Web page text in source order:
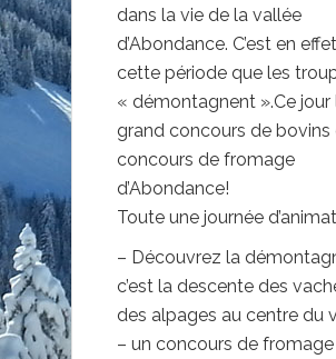
dans la vie de la vallée
d’Abondance. C’est en
cette période que les
« démontagnent ».Ce jour
grand concours de bovins
concours de fromage
d’Abondance!
Toute une journée
– Découvrez la
c’est la descente des
des alpages au centre du
– un concours de fromage